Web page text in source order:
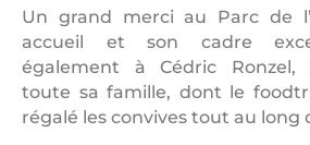
Un grand merci au Parc de
accueil et son cadre
également à Cédric Ronzel,
toute sa famille, dont le
régalé les convives tout au long